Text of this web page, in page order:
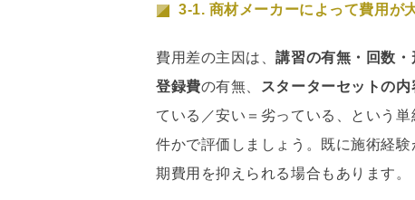
3-1. 商材メーカーによって費用が
費用差の主因は、講習の有無・回数・
登録費の有無、 スターターセットの内
ている／安い＝劣っている、という
件かで評価しましょう。既に施術経
期費用を抑えられる場合もあります。